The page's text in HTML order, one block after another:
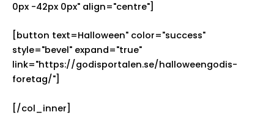
0px -42px 0px" align="centre"]
[button text=Halloween" color="success"
style="bevel" expand="true"
link="https://godisportalen.se/halloweengodis-
foretag/"]
[/col_inner]